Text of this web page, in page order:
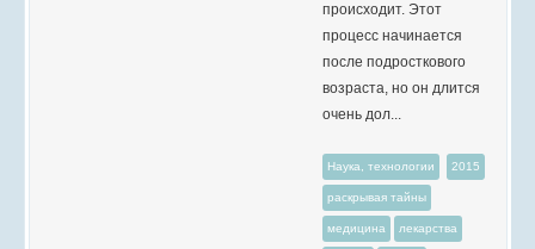
происходит. Этот
процесс начинается
после подросткового
возраста, но он длится
очень дол...
Наука, технологии 2015
раскрывая тайны
медицина лекарства